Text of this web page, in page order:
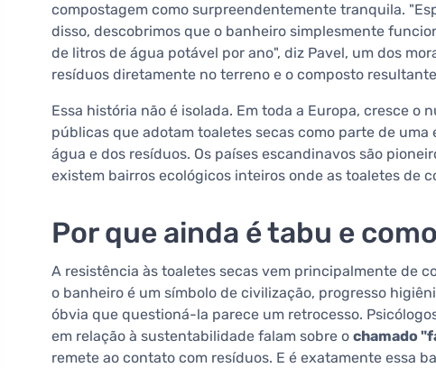
compostagem como surpreendentemente tranquila.
disso, descobrimos que o banheiro simplesmente
de litros de água potável por ano", diz Pavel, um dos
resíduos diretamente no terreno e o composto
Essa história não é isolada. Em toda a Europa, cresce
públicas que adotam toaletes secas como parte de
água e dos resíduos. Os países escandinavos são
existem bairros ecológicos inteiros onde as toaletes de
Por que ainda é tabu e
A resistência às toaletes secas vem principalmente de
o banheiro é um símbolo de civilização, progresso
óbvia que questioná-la parece um retrocesso.
em relação à sustentabilidade falam sobre o chamado
remete ao contato com resíduos. E é exatamente essa